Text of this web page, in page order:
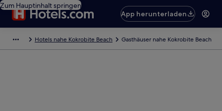
Zum Hauptinhalt springen
App herunterladen
Hotels nahe Kokrobite Beach Gasthäuser nahe Kokrobite Beach